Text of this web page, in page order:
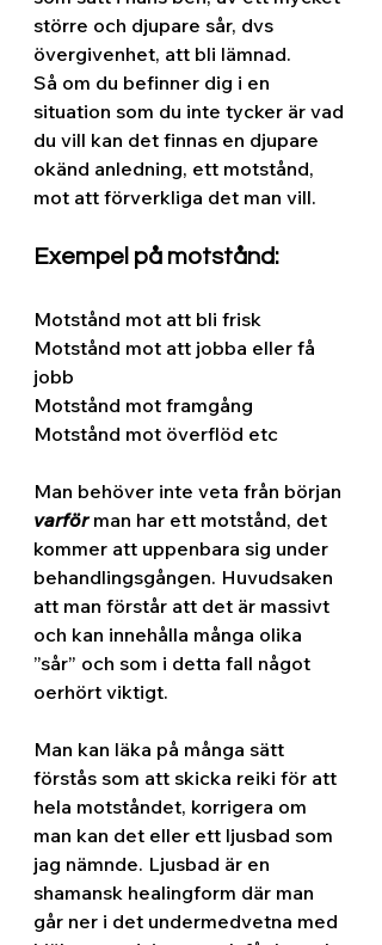
större och djupare sår, dvs
övergivenhet, att bli lämnad.
Så om du befinner dig i en
situation som du inte tycker är vad
du vill kan det finnas en djupare
okänd anledning, ett motstånd,
mot att förverkliga det man vill.
Exempel på motstånd:
Motstånd mot att bli frisk
Motstånd mot att jobba eller få
jobb
Motstånd mot framgång
Motstånd mot överflöd etc
Man behöver inte veta från början
varför man har ett motstånd, det
kommer att uppenbara sig under
behandlingsgången. Huvudsaken
att man förstår att det är massivt
och kan innehålla många olika
”sår” och som i detta fall något
oerhört viktigt.
Man kan läka på många sätt
förstås som att skicka reiki för att
hela motståndet, korrigera om
man kan det eller ett ljusbad som
jag nämnde. Ljusbad är en
shamansk healingform där man
går ner i det undermedvetna med